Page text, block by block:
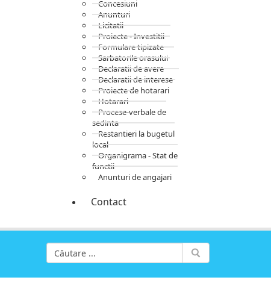
Concesiuni
Anunturi
Licitatii
Proiecte - Investitii
Formulare tipizate
Sarbatorile orasului
Declaratii de avere
Declaratii de interese
Proiecte de hotarari
Hotarari
Procese-verbale de
sedinta
Restantieri la bugetul
local
Organigrama - Stat de
functii
Anunturi de angajari
Contact